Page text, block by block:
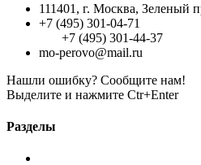
111401, г. Москва, Зеленый
+7 (495) 301-04-71
+7 (495) 301-44-37
mo-perovo@mail.ru
Нашли ошибку? Сообщите нам!
Выделите и нажмите Ctr+Enter
Разделы